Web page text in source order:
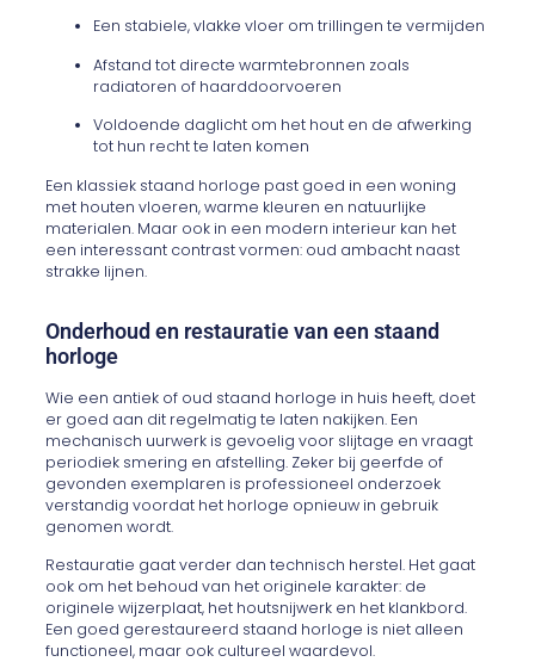
Een stabiele, vlakke vloer om trillingen te vermijden
Afstand tot directe warmtebronnen zoals
radiatoren of haarddoorvoeren
Voldoende daglicht om het hout en de afwerking
tot hun recht te laten komen
Een klassiek staand horloge past goed in een woning
met houten vloeren, warme kleuren en natuurlijke
materialen. Maar ook in een modern interieur kan het
een interessant contrast vormen: oud ambacht naast
strakke lijnen.
Onderhoud en restauratie van een staand
horloge
Wie een antiek of oud staand horloge in huis heeft, doet
er goed aan dit regelmatig te laten nakijken. Een
mechanisch uurwerk is gevoelig voor slijtage en vraagt
periodiek smering en afstelling. Zeker bij geerfde of
gevonden exemplaren is professioneel onderzoek
verstandig voordat het horloge opnieuw in gebruik
genomen wordt.
Restauratie gaat verder dan technisch herstel. Het gaat
ook om het behoud van het originele karakter: de
originele wijzerplaat, het houtsnijwerk en het klankbord.
Een goed gerestaureerd staand horloge is niet alleen
functioneel, maar ook cultureel waardevol.